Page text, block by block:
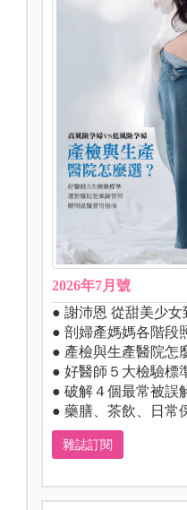
2026年7月號
● 謝沛恩 從甜美少女
● 剖婦產媽媽各階段
● 產檢與生產醫院怎
● 好醫師５大檢驗標
● 破解４個最常被誤
● 藥膳、茶飲、日常
雜誌訂閱